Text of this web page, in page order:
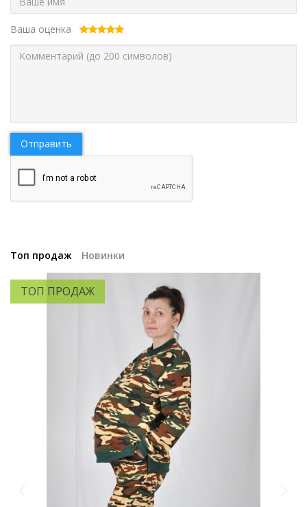
Ваша оценка
Отправить
Топ продаж Новинки
ТОП ПРОДАЖ